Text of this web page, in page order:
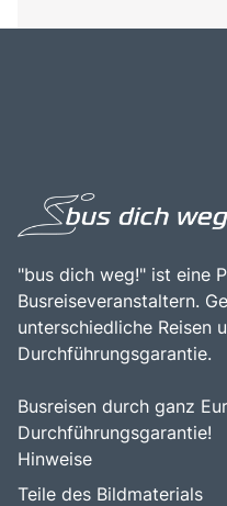
"bus dich weg!" ist eine
Busreiseveranstaltern.
unterschiedliche Reisen
Durchführungsgarantie.
Busreisen durch ganz
Durchführungsgarantie!
Hinweise
Teile des Bildmaterials